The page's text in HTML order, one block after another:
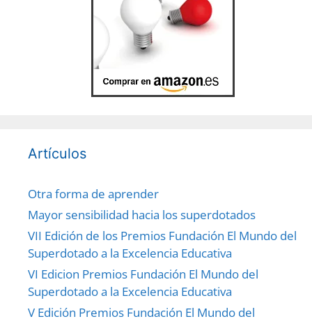
Artículos
Otra forma de aprender
Mayor sensibilidad hacia los superdotados
VII Edición de los Premios Fundación El Mundo del
Superdotado a la Excelencia Educativa
VI Edicion Premios Fundación El Mundo del
Superdotado a la Excelencia Educativa
V Edición Premios Fundación El Mundo del